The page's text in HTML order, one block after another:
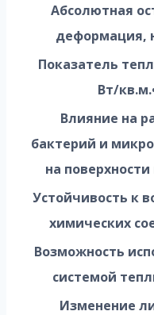
Абсолютная
деформация,
Показатель
Вт/
Влияние на
бактерий и
на
Устойчивость к
химических
Возможность
системой
Изменение